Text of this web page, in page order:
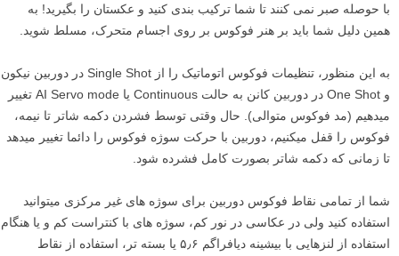
با حوصله صبر نمی کنند تا شما ترکیب بندی کنید و عکستان را بگیرید! به
همین دلیل شما باید بر هنر فوکوس بر روی اجسام متحرک، مسلط شوید.
به این منظور، تنظیمات فوکوس اتوماتیک را از Single Shot در دوربین نیکون
و One Shot در دوربین کانن به حالت Continuous یا AI Servo mode تغییر
می­دهیم (مد فوکوس متوالی). حال وقتی توسط فشردن دکمه شاتر تا نیمه،
فوکوس را قفل می­کنیم، دوربین با حرکت سوژه فوکوس را دائما تغییر می­دهد
تا زمانی که دکمه شاتر بصورت کامل فشرده شود.
شما از تمامی نقاط فوکوس دوربین برای سوژه های غیر مرکزی می­توانید
استفاده کنید ولی در عکاسی در نور کم، سوژه ­های با کنتراست کم و یا هنگام
استفاده از لنزهایی با بیشینه دیافراگم ۵٫۶ یا بسته تر، استفاده از نقاط